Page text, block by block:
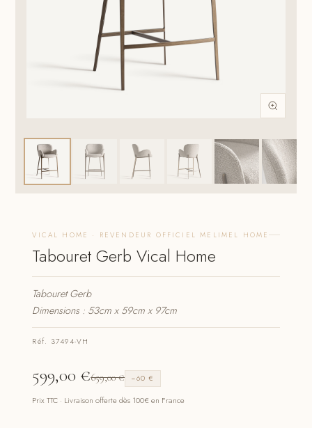
VICAL HOME · REVENDEUR OFFICIEL MELIMEL HOME
Tabouret Gerb Vical Home
Tabouret Gerb
Dimensions : 53cm x 59cm x 97cm
Réf. 37494-VH
599,00 €659,00€ −60 €
Prix TTC · Livraison offerte dès 100€ en France